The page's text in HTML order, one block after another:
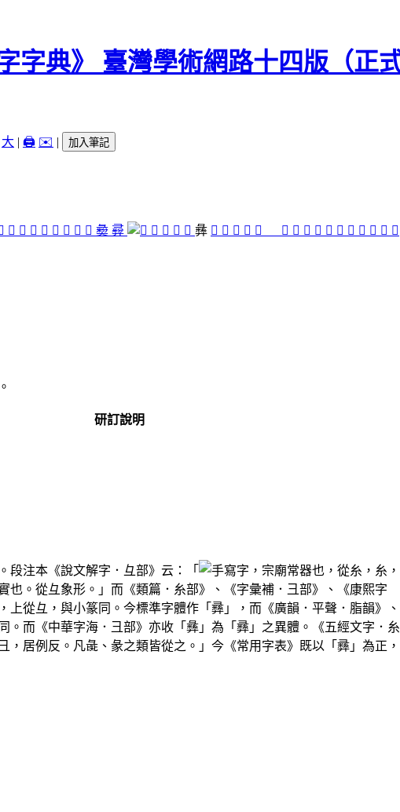
大 | 🖨️ ✉️ | 加入筆記
󱵲 󱵶 󱶉 󱵱 󱶒 󱶕 󱶍 󱶌 𢑱 彛 󱶖 󱵳 󱶊 󱵾 彝 󱵼 󱶔 󱵵 󱶅 󱶄 󱶎 󱵻 󱵺 󱶃 𦆩 󱵽 󱶋 𦇚 𧤋 󱶀 󱶁
研訂說明
段注本《說文解字．彑部》云：「
，宗廟常器也，從糸，糸，
也。從彑象形。」而《類篇．糸部》、《字彙補．彐部》、《康熙字
上從彑，與小篆同。今標準字體作「彞」，而《廣韻．平聲．脂韻》、
。而《中華字海．彐部》亦收「彝」為「彞」之異體。《五經文字．糸
，居例反。凡彘、彖之類皆從之。」今《常用字表》既以「彞」為正，